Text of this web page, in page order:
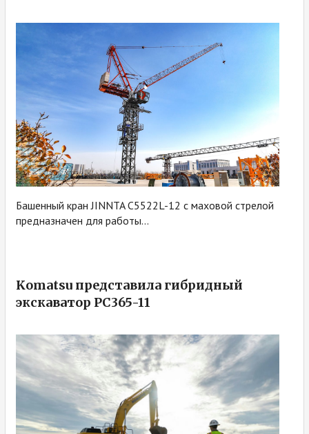
Башенный кран JINNTA C5522L-12 с маховой стрелой
предназначен для работы...
Komatsu представила гибридный
экскаватор PC365-11